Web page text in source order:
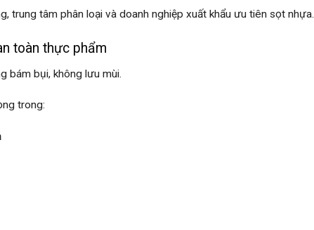
trung tâm phân loại và doanh nghiệp xuất khẩu ưu tiên sọt nhựa.
toàn thực phẩm
bám bụi, không lưu mùi.
trong: